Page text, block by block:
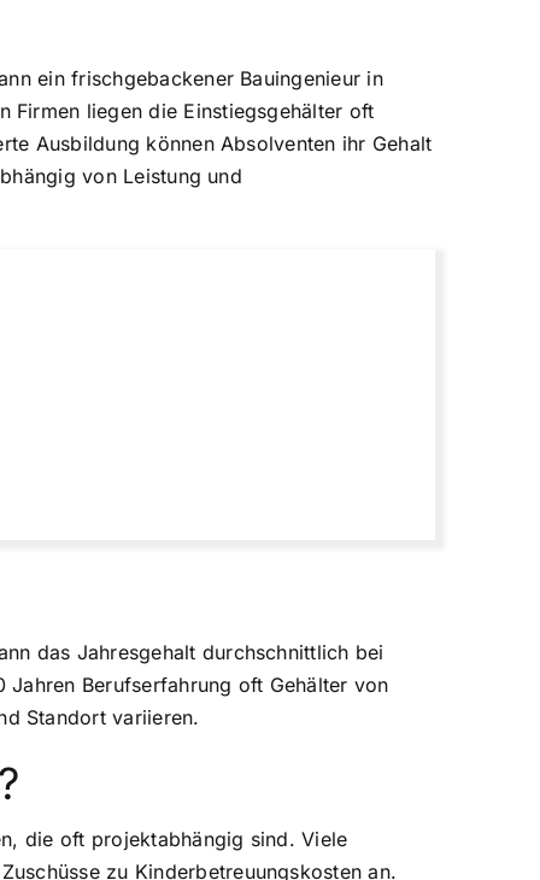
ein frischgebackener Bauingenieur in
Firmen liegen die Einstiegsgehälter oft
Ausbildung können Absolventen ihr Gehalt
von Leistung und
das Jahresgehalt durchschnittlich bei
Berufserfahrung oft Gehälter von
Standort variieren.
die oft projektabhängig sind. Viele
zu Kinderbetreuungskosten an.